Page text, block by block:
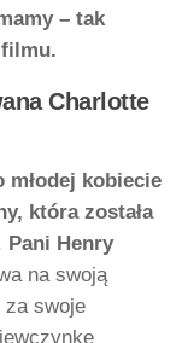
– tak
filmu.
Charlotte
młodej kobiecie
która została
Pani Henry
na swoją
za swoje